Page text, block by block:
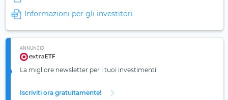
Informazioni per gli investitori
ANNUNCIO
La migliore newsletter per i tuoi investimenti.
Iscriviti ora gratuitamente!